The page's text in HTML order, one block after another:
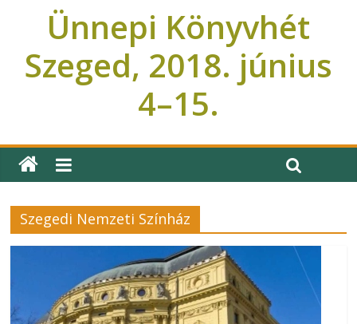
Ünnepi Könyvhét
Szeged, 2018. június
4–15.
Szegedi Nemzeti Színház